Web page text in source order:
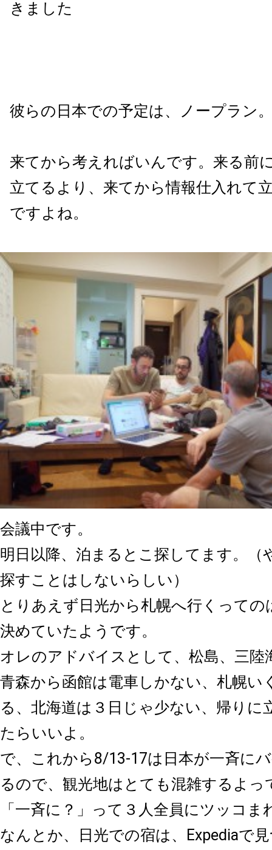
きました
彼らの日本での予定は、ノープラン
来てから考えればいんです。来る前
立てるより、来てから情報仕入れて
ですよね。
会議中です。
明日以降、泊まるとこ探してます。（
探すことはしないらしい）
とりあえず日光から札幌へ行くって
決めていたようです。
オレのアドバイスとして、松島、三陸
青森から函館は電車しかない、札幌い
る、北海道は３日じゃ少ない、帰りに
たらいいよ。
で、これから8/13-17は日本が一斉に
るので、観光地はとても混雑するよっ
「一斉に？」って３人全員にツッコま
なんとか、日光での宿は、Expediaで